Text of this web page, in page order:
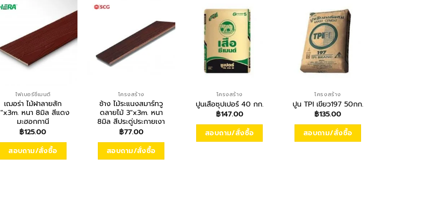
ไฟเบอร์ซีเมนต์
เฌอร่า ไม้ฝาลายสัก
หนา 8มิล สีแดง
มะฮอกกานี
฿125.00
สอบถาม/สั่งซื้อ
โครงสร้าง
ช้าง ไม้ระแนงสมาร์ทวู
ดลายไม้ 3″x3m. หนา
8มิล สีประดู่ประกายเงา
฿77.00
สอบถาม/สั่งซื้อ
โครงสร้าง
ปูนเสือซุปเปอร์ 40 กก.
฿147.00
สอบถาม/สั่งซื้อ
โครงสร้าง
ปูน TPI เขียว197 50กก.
฿135.00
สอบถาม/สั่งซื้อ